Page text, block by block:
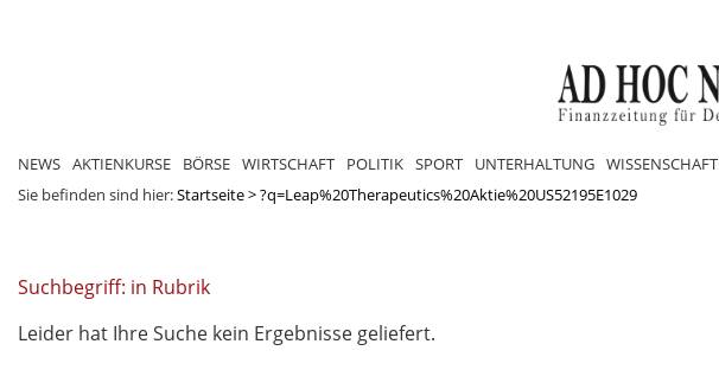
NEWS AKTIENKURSE BÖRSE WIRTSCHAFT POLITIK SPORT UNTERHALTUNG WISSENSCHAFT
Sie befinden sind hier:Startseite>?q=Leap%20Therapeutics%20Aktie%20US52195E1029
Suchbegriff: in Rubrik
Leider hat Ihre Suche kein Ergebnisse geliefert.